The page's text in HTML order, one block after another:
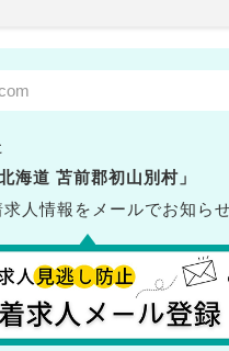
北海道 苫前郡初山別村」
人情報をメールでお知らせ